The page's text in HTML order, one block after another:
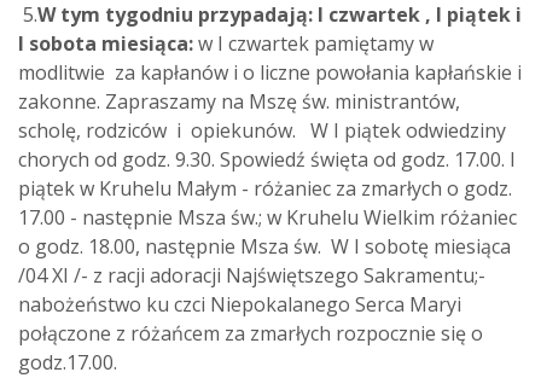
5.W tym tygodniu przypadają: I czwartek , I piątek i
I sobota miesiąca:w I czwartek pamiętamy w
modlitwie za kapłanów i o liczne powołania kapłańskie i
zakonne. Zapraszamy na Mszę św. ministrantów,
scholę, rodziców i opiekunów. W I piątek odwiedziny
chorych od godz. 9.30. Spowiedź święta od godz. 17.00. I
piątek w Kruhelu Małym - różaniec za zmarłych o godz.
17.00 - następnie Msza św.; w Kruhelu Wielkim różaniec
o godz. 18.00, następnie Msza św. W I sobotę miesiąca
/04 XI /- z racji adoracji Najświętszego Sakramentu;-
nabożeństwo ku czci Niepokalanego Serca Maryi
połączone z różańcem za zmarłych rozpocznie się o
godz.17.00.